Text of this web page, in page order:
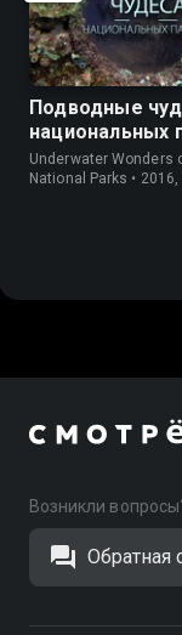
Подводные
национальных
Underwater Wonders
National Parks •
Возникли
Обратная